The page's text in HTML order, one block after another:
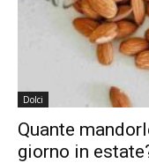
Dolci
Quante
giorno in